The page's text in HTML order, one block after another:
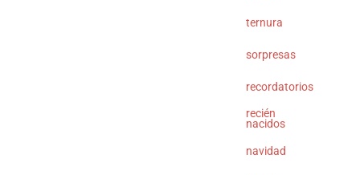
ternura
sorpresas
recordatorios
recién
nacidos
navidad